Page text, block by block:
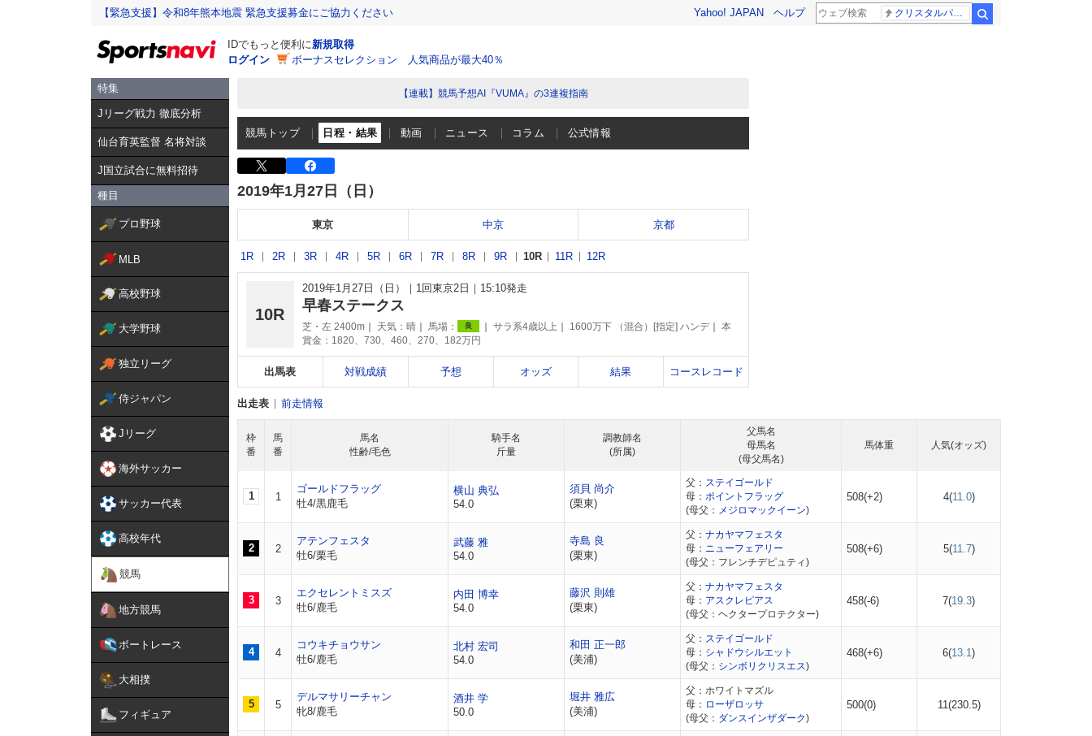
【緊急支援】令和8年熊本地震 緊急支援募金にご協力ください Yahoo! JAPAN ヘルプ クリスタルパレス 冨安健洋
IDでもっと便利に新規取得
ログイン
ボーナスセレクション 人気商品が最大40％
特集
Jリーグ戦力 徹底分析
仙台育英監督 名将対談
J国立試合に無料招待
種目
プロ野球
MLB
高校野球
大学野球
独立リーグ
侍ジャパン
Jリーグ
海外サッカー
サッカー代表
高校年代
競馬
地方競馬
ボートレース
大相撲
フィギュア
【連載】競馬予想AI『VUMA』の3連複指南
競馬トップ 日程・結果 動画 ニュース コラム 公式情報
2019年1月27日（日）
東京 中京 京都
1R 2R 3R 4R 5R 6R 7R 8R 9R 10R 11R 12R
10R
2019年1月27日（日） 1回東京2日 15:10発走
早春ステークス
芝・左 2400m 天気： 晴 馬場： 良 サラ系4歳以上 1600万下 （混合）[指定] ハンデ
本
賞金：1820、730、460、270、182万円
出馬表 対戦成績 予想 オッズ 結果 コースレコード
出走表 前走情報
枠
番
馬
番
馬名
性齢/毛色
騎手名
斤量
調教師名
(所属)
父馬名
母馬名
(母父馬名)
馬体重 人気(オッズ)
1 1
ゴールドフラッグ
牡4/黒鹿毛
横山 典弘
54.0
須貝 尚介
(栗東)
父： ステイゴールド
母： ポイントフラッグ
(母父： メジロマックイーン)
508(+2) 4(11.0)
2 2
アテンフェスタ
牡6/栗毛
武藤 雅
54.0
寺島 良
(栗東)
父： ナカヤマフェスタ
母： ニューフェアリー
(母父：フレンチデピュティ)
508(+6) 5(11.7)
3 3
エクセレントミスズ
牡6/鹿毛
内田 博幸
54.0
藤沢 則雄
(栗東)
父： ナカヤマフェスタ
母： アスクレピアス
(母父：ヘクタープロテクター)
458(-6) 7(19.3)
4 4
コウキチョウサン
牡6/鹿毛
北村 宏司
54.0
和田 正一郎
(美浦)
父： ステイゴールド
母： シャドウシルエット
(母父： シンボリクリスエス)
468(+6) 6(13.1)
5 5
デルマサリーチャン
牝8/鹿毛
酒井 学
50.0
堀井 雅広
(美浦)
父：ホワイトマズル
母： ローザロッサ
(母父： ダンスインザダーク)
500(0) 11(230.5)